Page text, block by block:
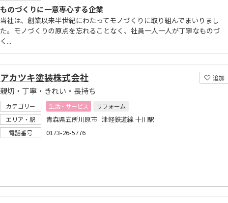
ものづくりに一意専心する企業
当社は、創業以来半世紀にわたってモノづくりに取り組んでまいりまし
た。モノづくりの原点を忘れることなく、社員一人一人が丁寧なものづ
く...
追加
アカツキ塗装株式会社
親切・丁寧・きれい・長持ち
カテゴリー 生活・サービス
リフォーム
エリア・駅
青森県五所川原市 津軽鉄道線 十川駅
電話番号 0173-26-5776